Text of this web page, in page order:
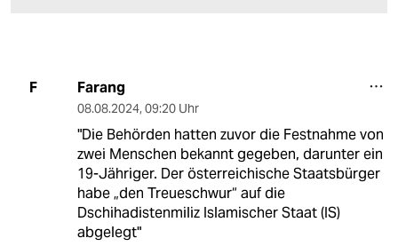
F Farang
08.08.2024, 09:20 Uhr
"Die Behörden hatten zuvor die Festnahme von
zwei Menschen bekannt gegeben, darunter ein
19-Jähriger. Der österreichische Staatsbürger
habe „den Treueschwur“ auf die
Dschihadistenmiliz Islamischer Staat (IS)
abgelegt"